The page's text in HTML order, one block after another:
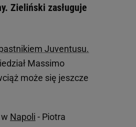
Zieliński zasługuje
Juventusu.
Massimo
może się jeszcze
Napoli - Piotra